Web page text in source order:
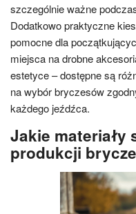
szczególnie ważne
Dodatkowo praktyczne
pomocne dla
miejsca na drobne
estetyce – dostępne są
na wybór bryczesów
każdego jeźdźca.
Jakie materiały
produkcji